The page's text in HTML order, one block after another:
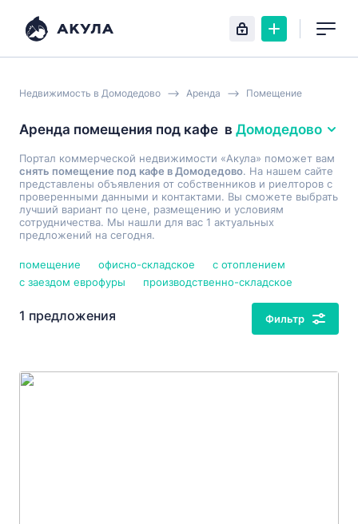
Недвижимость в Домодедово Аренда Помещение
Аренда помещения под кафе в Домодедово
Портал коммерческой недвижимости «Акула» поможет вам
снять помещение под кафе в Домодедово. На нашем сайте
представлены объявления от собственников и риелторов с
проверенными данными и контактами. Вы сможете выбрать
лучший вариант по цене, размещению и условиям
сотрудничества. Мы нашли для вас 1 актуальных
предложений на сегодня.
помещение офисно-складское
с отоплением
с заездом еврофуры
производственно-складское
1 предложения Фильтр